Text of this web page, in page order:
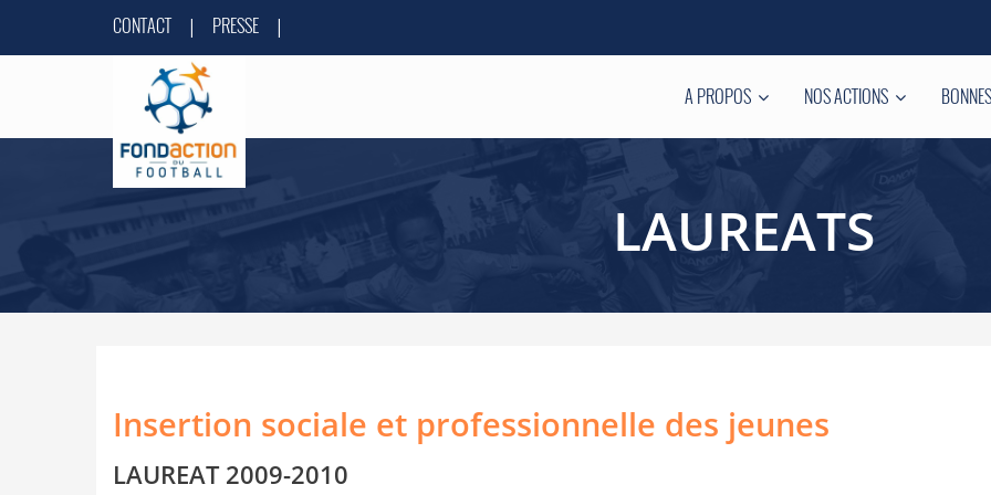
CONTACT | PRESSE |
A PROPOS NOS ACTIONS
LAUREATS
Insertion sociale et professionnelle des jeunes
LAUREAT 2009-2010